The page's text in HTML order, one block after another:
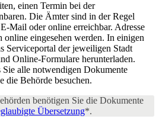
einen Termin bei der
Die Ämter sind in der Regel
Mail oder online erreichbar. Adresse
eingesehen werden. In einigen
Serviceportal der jeweiligen Stadt
Online-Formulare herunterladen.
Sie alle notwendigen Dokumente
die Behörde besuchen.
benötigen Sie die Dokumente
Übersetzung*.